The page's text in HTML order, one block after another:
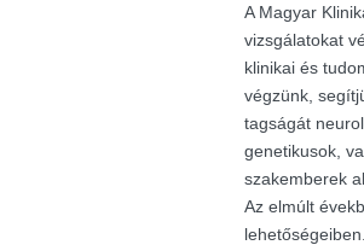
A Magyar
vizsgálatokat
klinikai és
végzünk,
tagságát
genetikusok,
szakemberek
Az elmúlt